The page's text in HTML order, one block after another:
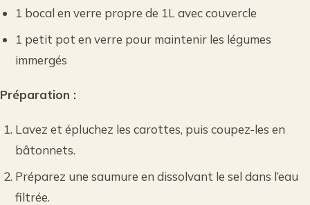
1 bocal en verre propre de 1L avec couvercle
1 petit pot en verre pour maintenir les légumes
immergés
Préparation :
Lavez et épluchez les carottes, puis coupez-les en
bâtonnets.
Préparez une saumure en dissolvant le sel dans l’eau
filtrée.